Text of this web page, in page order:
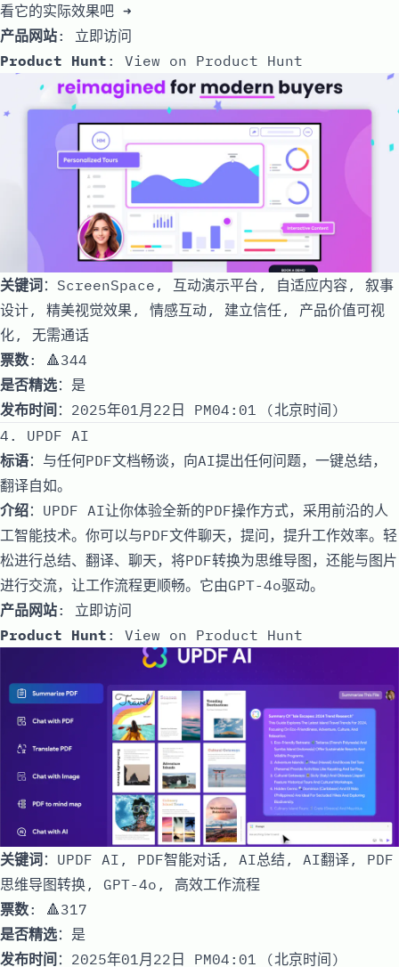
看它的实际效果吧 ➜
产品网站: 立即访问
Product Hunt : View on Product Hunt
关键词：ScreenSpace, 互动演示平台, 自适应内容, 叙事
设计, 精美视觉效果, 情感互动, 建立信任, 产品价值可视
化, 无需通话
票数: 🔺344
是否精选：是
发布时间 ：2025年01月22日 PM04:01 (北京时间)
4. UPDF AI
标语：与任何PDF文档畅谈，向AI提出任何问题，一键总结，
翻译自如。
介绍：UPDF AI让你体验全新的PDF操作方式，采用前沿的人
工智能技术。你可以与PDF文件聊天，提问，提升工作效率。轻
松进行总结、翻译、聊天，将PDF转换为思维导图，还能与图片
进行交流，让工作流程更顺畅。它由GPT-4o驱动。
产品网站: 立即访问
Product Hunt : View on Product Hunt
关键词：UPDF AI, PDF智能对话, AI总结, AI翻译, PDF
思维导图转换, GPT-4o, 高效工作流程
票数: 🔺317
是否精选：是
发布时间 ：2025年01月22日 PM04:01 (北京时间)